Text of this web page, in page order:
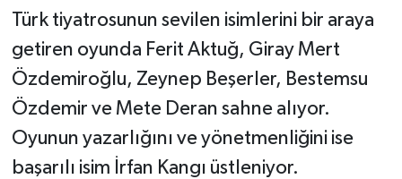
Türk tiyatrosunun sevilen isimlerini bir araya
getiren oyunda Ferit Aktuğ, Giray Mert
Özdemiroğlu, Zeynep Beşerler, Bestemsu
Özdemir ve Mete Deran sahne alıyor.
Oyunun yazarlığını ve yönetmenliğini ise
başarılı isim İrfan Kangı üstleniyor.